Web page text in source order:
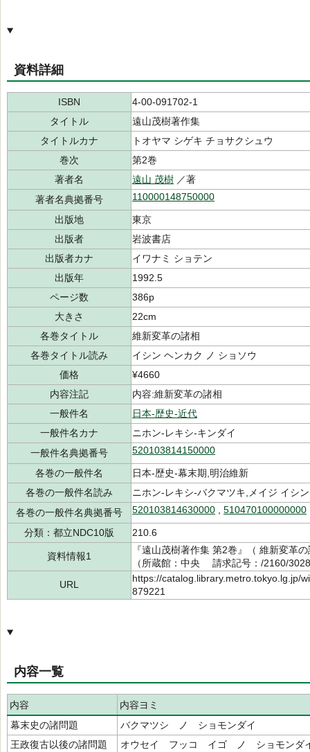
資料詳細
ISBN
4-00-091702-1
タイトル
遠山茂樹著作集
タイトルカナ
トオヤマ シゲキ チョサクシュウ
巻次
第2巻
著者名
遠山 茂樹 ／著
著者名典拠番号
110000148750000
出版地
東京
出版者
岩波書店
出版者カナ
イワナミ ショテン
出版年
1992.5
ページ数
386p
大きさ
22cm
各巻タイトル
維新変革の諸相
各巻タイトル読み
イシン ヘンカク ノ ショソウ
価格
¥4660
内容注記
内容:維新変革の諸相
一般件名
日本-歴史-近代
一般件名カナ
ニホン-レキシ-キンダイ
一般件名典拠番号
520103814150000
各巻の一般件名
日本-歴史-幕末期,明治維新
各巻の一般件名読み
ニホン-レキシ-バクマツキ,メイジ イシン
各巻の一般件名典拠番号
520103814630000 510470100000000
分類：都立NDC10版 210.6
資料情報1
『遠山茂樹著作集 第2巻』（ 維新変
（所蔵館：中央 請求記号：/2160/
URL
https://catalog.library.metro.tokyo.lg.jp/
879221
内容一覧
内容
内容ヨミ
幕末史の諸問題
バクマツシ ノ ショモンダイ
王政復古以後の諸問題
オウセイ フッコ イゴ ノ ショモンダ